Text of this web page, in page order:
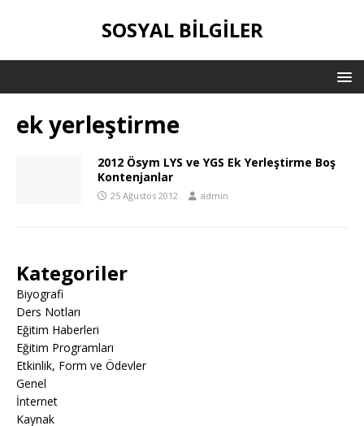
SOSYAL BILGILER
ek yerleştirme
2012 Ösym LYS ve YGS Ek Yerleştirme Boş
Kontenjanlar
25 Ağustos 2012 admin
Kategoriler
Biyografi
Ders Notları
Eğitim Haberleri
Eğitim Programları
Etkinlik, Form ve Ödevler
Genel
İnternet
Kaynak